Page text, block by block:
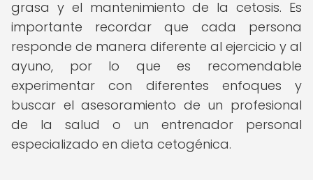
grasa y el mantenimiento de la cetosis. Es
importante recordar que cada persona
responde de manera diferente al ejercicio y al
ayuno, por lo que es recomendable
experimentar con diferentes enfoques y
buscar el asesoramiento de un profesional
de la salud o un entrenador personal
especializado en dieta cetogénica.